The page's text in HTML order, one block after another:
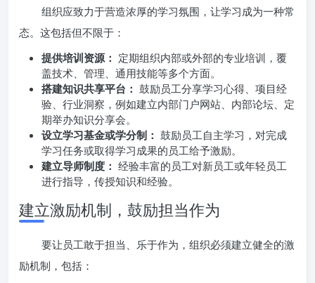
组织应致力于营造浓厚的学习氛围，让学习成为一种常
态。这包括但不限于：
提供培训资源： 定期组织内部或外部的专业培训，覆
盖技术、管理、通用技能等多个方面。
搭建知识共享平台： 鼓励员工分享学习心得、项目经
验、行业洞察，例如建立内部门户网站、内部论坛、定
期举办知识分享会。
设立学习基金或学分制： 鼓励员工自主学习，对完成
学习任务或取得学习成果的员工给予激励。
建立导师制度： 经验丰富的员工对新员工或年轻员工
进行指导，传授知识和经验。
建立激励机制，鼓励担当作为
要让员工敢于担当、乐于作为，组织必须建立健全的激
励机制，包括：